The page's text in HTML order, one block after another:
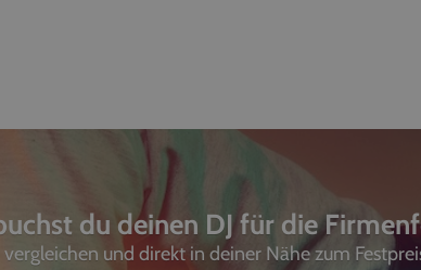
du deinen DJ für die
vergleichen und direkt in deiner Nähe zum